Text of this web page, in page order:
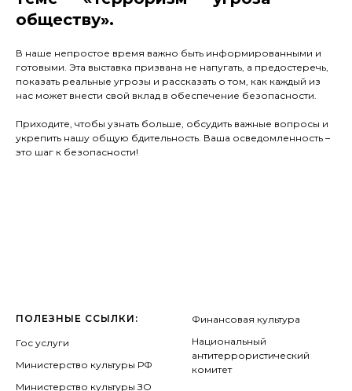
обществу».
В наше непростое время важно быть информированными и
готовыми. Эта выставка призвана не напугать, а предостеречь,
показать реальные угрозы и рассказать о том, как каждый из
нас может внести свой вклад в обеспечение безопасности.
Приходите, чтобы узнать больше, обсудить важные вопросы и
укрепить нашу общую бдительность. Ваша осведомленность –
это шаг к безопасности!
ПОЛЕЗНЫЕ ССЫЛКИ:
Гос услуги
Министерство культуры РФ
Министерство культуры ЗО
Финансовая культура
Национальный
антитеррористический
комитет